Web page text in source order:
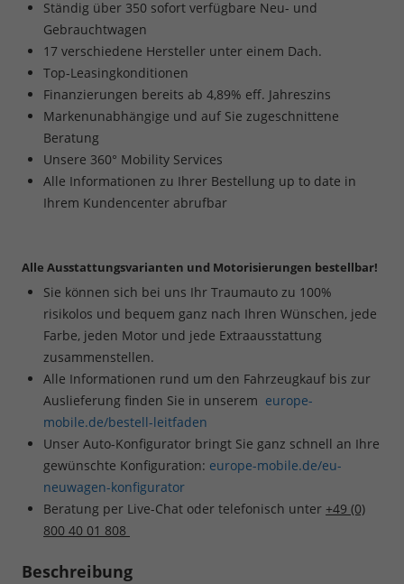
Ständig über 350 sofort verfügbare Neu- und
Gebrauchtwagen
17 verschiedene Hersteller unter einem Dach.
Top-Leasingkonditionen
Finanzierungen bereits ab 4,89% eff. Jahreszins
Markenunabhängige und auf Sie zugeschnittene
Beratung
Unsere 360° Mobility Services
Alle Informationen zu Ihrer Bestellung up to date in
Ihrem Kundencenter abrufbar
Alle Ausstattungsvarianten und Motorisierungen bestellbar!
Sie können sich bei uns Ihr Traumauto zu 100%
risikolos und bequem ganz nach Ihren Wünschen, jede
Farbe, jeden Motor und jede Extraausstattung
zusammenstellen.
Alle Informationen rund um den Fahrzeugkauf bis zur
Auslieferung finden Sie in unserem europe-
mobile.de/bestell-leitfaden
Unser Auto-Konfigurator bringt Sie ganz schnell an Ihre
gewünschte Konfiguration: europe-mobile.de/eu-
neuwagen-konfigurator
Beratung per Live-Chat oder telefonisch unter +49 (0)
800 40 01 808
Beschreibung